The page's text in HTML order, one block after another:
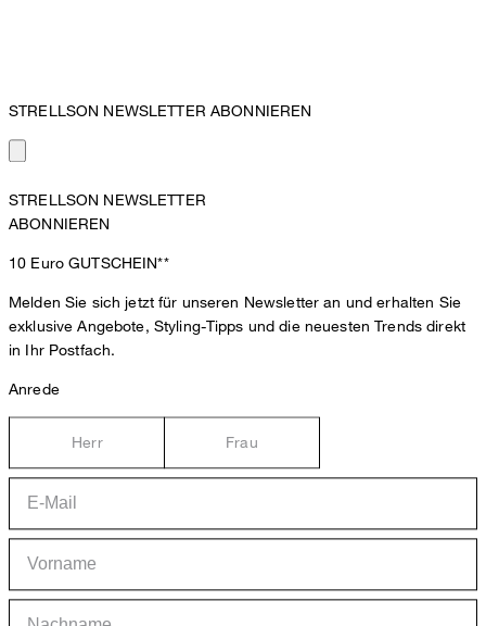
STRELLSON NEWSLETTER ABONNIEREN
STRELLSON NEWSLETTER
ABONNIEREN
10 EuroGUTSCHEIN**
Melden Sie sich jetzt für unseren Newsletter an und erhalten Sie
exklusive Angebote, Styling-Tipps und die neuesten Trends direkt
in Ihr Postfach.
Anrede
Herr Frau